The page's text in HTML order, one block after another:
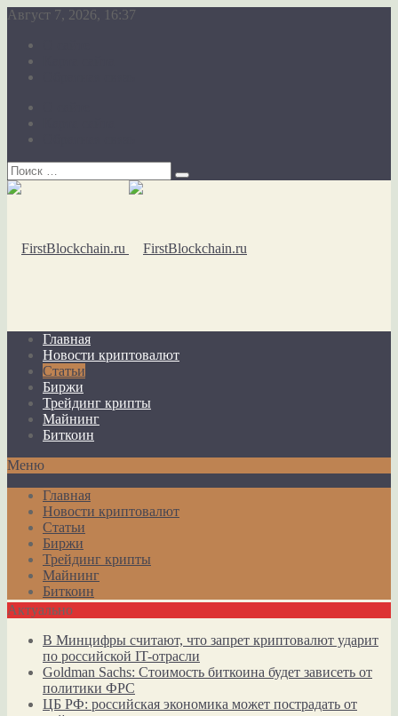
Август 7, 2026, 16:37
Главная
Новости криптовалют
Статьи
Биржи
Трейдинг крипты
Майнинг
Биткоин
Меню
Главная
Новости криптовалют
Статьи
Биржи
Трейдинг крипты
Майнинг
Биткоин
Актуально
В Минцифры считают, что запрет криптовалют ударит
по российской IT-отрасли
Goldman Sachs: Стоимость биткоина будет зависеть от
политики ФРС
ЦБ РФ: российская экономика может пострадать от